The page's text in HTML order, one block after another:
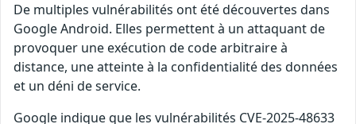
De multiples vulnérabilités ont été découvertes dans
Google Android. Elles permettent à un attaquant de
provoquer une exécution de code arbitraire à
distance, une atteinte à la confidentialité des données
et un déni de service.
Google indique que les vulnérabilités CVE-2025-48633